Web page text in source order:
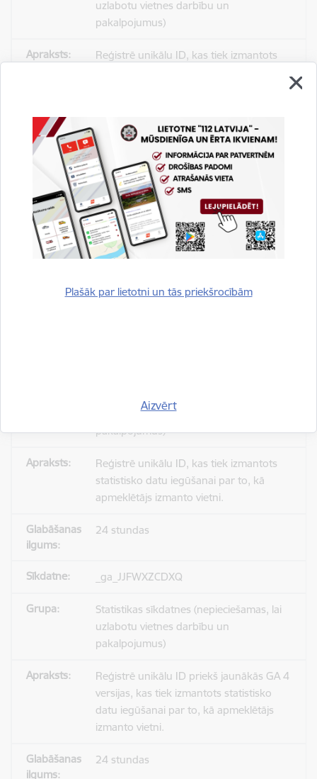
Plašāk par lietotni un tās priekšrocībām
Aizvērt
uzlabotu vietnes darbību un
pakalpojumus)
Reģistrē unikālu ID, kas tiek izmantots
_gat
Statistikas sīkdatnes (nepieciešamas, lai
uzlabotu vietnes darbību un
pakalpojumus)
pieprasījuma līmeni.
uzlabotu vietnes darbību un
pakalpojumus)
Reģistrē unikālu ID, kas tiek izmantots
statistisko datu iegūšanai par to, kā
apmeklētājs izmanto vietni.
24 stundas
_ga_JJFWXZCDXQ
Statistikas sīkdatnes (nepieciešamas, lai
uzlabotu vietnes darbību un
pakalpojumus)
Reģistrē unikālu ID priekš jaunākās GA 4
versijas, kas tiek izmantots statistisko
datu iegūšanai par to, kā apmeklētājs
izmanto vietni.
24 stundas